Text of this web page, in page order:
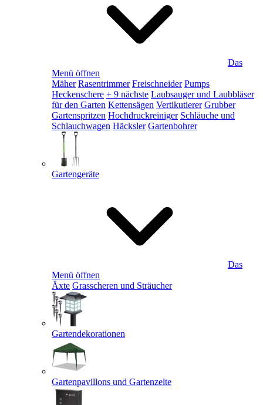
Das
Menü öffnen
Mäher Rasentrimmer Freischneider Pumps
Heckenschere + 9 nächste Laubsauger und Laubbläser
für den Garten Kettensägen Vertikutierer Grubber
Gartenspritzen Hochdruckreiniger Schläuche und
Schlauchwagen Häcksler Gartenbohrer
Gartengeräte
Das
Menü öffnen
Äxte Grasscheren und Sträucher
Gartendekorationen
Gartenpavillons und Gartenzelte